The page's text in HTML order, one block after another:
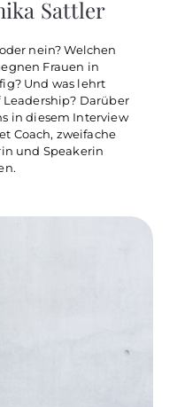
Sattler
nein? Welchen
Frauen in
Und was lehrt
Darüber
in diesem Interview
Coach, zweifache
und Speakerin